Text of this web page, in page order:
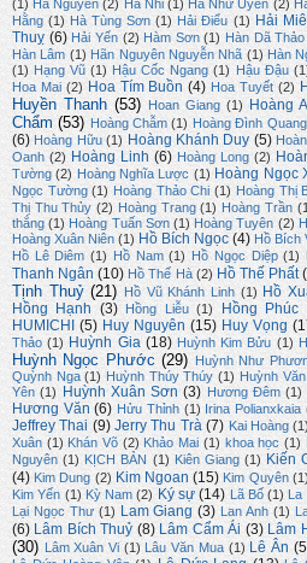
(1) Hà Nguyên (2) Hà Nhi (1) Hà Nhữ Uyên (2)
Hằng (1) Hà Tùng Sơn (1) Hải Điểu (1) Hải
Thuỵ (6) Hải Yến (2) Hàm Sơn (1) Hàn Dã Thảo
Hàn Lâm (1) Hãn Nguyên Nguyễn Nhã (1) Hàn
(1) Hạng Vũ (1) Hậu Cốc Ngang (1) Hậu Đậu
Hoa Mai (2) Hoa Tím Buồn (4) Hoa Tuyết (2)
Huyền Thanh (53) Hoan Giang (1) Hoàng
Chẩm (53) Hoàng Chẫm (1) Hoàng Đình Quang
(6) Hoàng Hữu (1) Hoàng Khánh Duy (5)
Oanh (2) Hoàng Linh (6) Hoàng Long (2)
Tường (2) Hoàng Nghĩa Lược (1) Hoàng Ngọc
Ngọc Tường (1) Hoàng Thảo Chi (1) Hoàng Thị
Thị Thu Thủy (2) Hoàng Trang (1) Hoàng Trần
thắng (1) Hoàng Tuấn Sơn (1) Hoàng Tuyên (2)
Hoàng Xuân Niên (1) Hồ Bích Ngọc (4) Hồ Bích
Hồ Lê Diêm (1) Hồ Nam (1) Hồ Ngọc Diệp (1)
Thanh Ngân (10) Hồ Thế Hà (2) Hồ Thế Phất
Tịnh Thuỷ (21) Hồ Vũ Khánh Linh (1) Hồ
Hồng Hạnh (3) Hồng Liễu (1) Hồng Phúc
HUMICHI
(5) Huy Nguyên (15) Huy Vọng
Thảo (1) Huỳnh Gia (18) Huỳnh Kim Bửu (1)
Huỳnh Ngọc Phước (29) Huỳnh Như
Quỳnh Nga (1) Huỳnh Thúy Thúy (1) Huỳnh
Yên (1) Huỳnh Xuân Sơn (3) Hương Đêm (1)
Hương Văn (6) Hửu Thỉnh (1) Irina Polianxkaia
Jeffrey Thai (9) Jerry Thu Trà (7) Kai Hoàng (1)
Xuân (1) Khán Võ (2) Khảo Mai (1) khoa học (1)
Nguyên (1) KỊCH BẢN (1) Kiên Giang (1) Kiến
(4) Kim Dung (2) Kim Ngoan (15) Kim Quyên (1)
Kim Yến (1) Kỳ Nam (2) Ký sự (14) Lã Bố (1) La
Lại Ngọc Thư (1) Lam Giang (3) Lan Anh (1)
(6) Lâm Bích Thuỷ (8) Lâm Cẩm Ái (3) Lâm
(30) Lâm Xuân Vi (1) Lâu Văn Mua (1) Lê Ân